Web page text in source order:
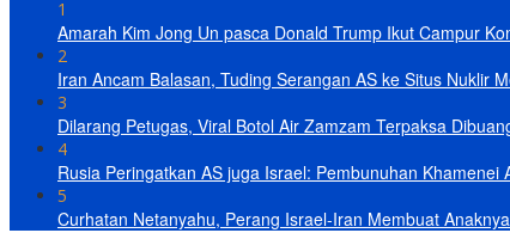
1
Amarah Kim Jong Un pasca Donald Trump Ikut Campur
2
Iran Ancam Balasan, Tuding Serangan AS ke Situs Nuklir
3
Dilarang Petugas, Viral Botol Air Zamzam Terpaksa
4
Rusia Peringatkan AS juga Israel: Pembunuhan Khamenei
5
Curhatan Netanyahu, Perang Israel-Iran Membuat